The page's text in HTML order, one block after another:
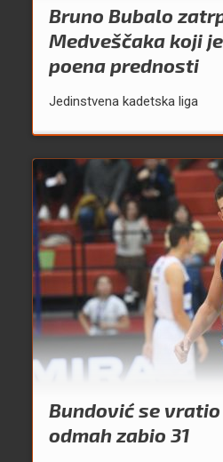
Bruno Bubalo
Medveščaka koji
poena prednosti
Jedinstvena kadetska liga
Bundović se vratio
odmah zabio 31